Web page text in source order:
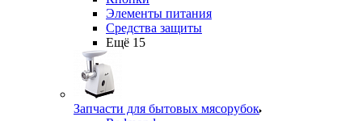
Элементы питания
Средства защиты
Ещё 15
Запчасти для бытовых мясорубок